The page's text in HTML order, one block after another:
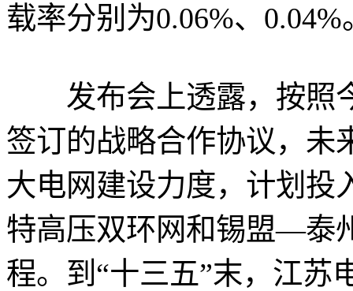
载率分别为0.06%、0.04%
发布会上透露，按照
签订的战略合作协议，未
大电网建设力度，计划投
特高压双环网和锡盟—泰
程。到“十三五”末，江苏